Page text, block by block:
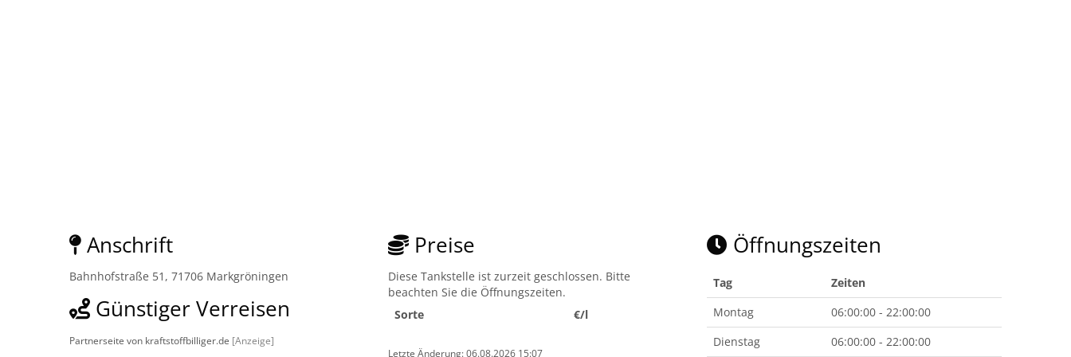
Anschrift
Bahnhofstraße 51, 71706 Markgröningen
Günstiger Verreisen
Partnerseite von kraftstoffbilliger.de [Anzeige]
Preise
Diese Tankstelle ist zurzeit geschlossen. Bitte
beachten Sie die Öffnungszeiten.
Sorte
€/l
Letzte Änderung: 06.08.2026 15:07
Öffnungszeiten
Tag
Zeiten
Montag
06:00:00 - 22:00:00
Dienstag
06:00:00 - 22:00:00